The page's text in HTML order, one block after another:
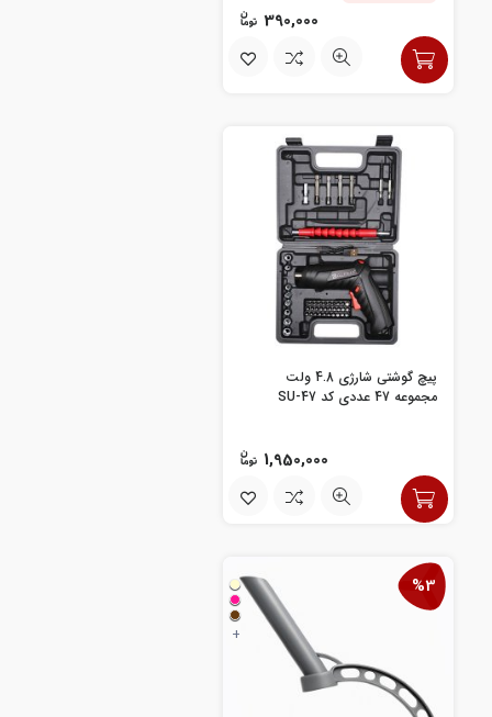
390,000
پیچ گوشتی شارژی 4.8 ولت
مجموعه 47 عددی کد SU-47
1,950,000
%3
+